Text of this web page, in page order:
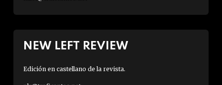
NEW LEFT REVIEW
Edición en castellano de la revista.